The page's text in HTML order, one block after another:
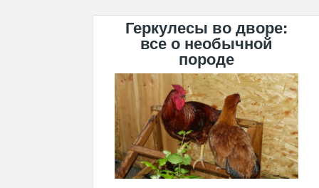
Геркулесы во дворе:
все о необычной
породе